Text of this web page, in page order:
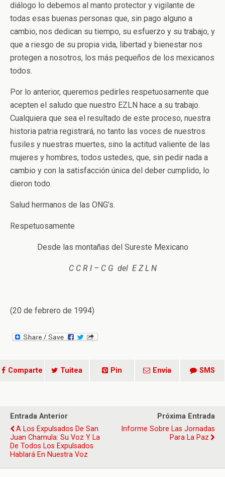
diálogo lo debemos al manto protector y vigilante de
todas esas buenas personas que, sin pago alguno a
cambio, nos dedican su tiempo, su esfuerzo y su trabajo, y
que a riesgo de su propia vida, libertad y bienestar nos
protegen a nosotros, los más pequeños de los mexicanos
todos.
Por lo anterior, queremos pedirles respetuosamente que
acepten el saludo que nuestro EZLN hace a su trabajo.
Cualquiera que sea el resultado de este proceso, nuestra
historia patria registrará, no tanto las voces de nuestros
fusiles y nuestras muertes, sino la actitud valiente de las
mujeres y hombres, todos ustedes, que, sin pedir nada a
cambio y con la satisfacción única del deber cumplido, lo
dieron todo.
Salud hermanos de las ONG’s.
Respetuosamente
Desde las montañas del Sureste Mexicano
C C R I – C G del E Z L N
(20 de febrero de 1994)
Comparte Tuitea Pin Envía SMS
Entrada Anterior
A Los Expulsados De San
Juan Chamula: Su Voz Y La
De Todos Los Expulsados
Hablará En Nuestra Voz
Próxima Entrada
Informe Sobre Las Jornadas
Para La Paz